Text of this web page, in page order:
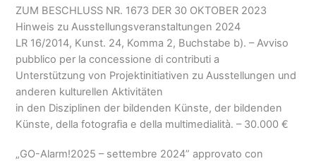
ZUM BESCHLUSS NR. 1673 DER 30 OKTOBER 2023
Hinweis zu Ausstellungsveranstaltungen 2024
LR 16/2014, Kunst. 24, Komma 2, Buchstabe b).– Avviso
pubblico per la concessione di contributi a
Unterstützung von Projektinitiativen zu Ausstellungen und
anderen kulturellen Aktivitäten
in den Disziplinen der bildenden Künste, der bildenden
Künste,della fotografia e della multimedialità.–30.000€
„GO-Alarm!2025– settembre 2024” approvato con